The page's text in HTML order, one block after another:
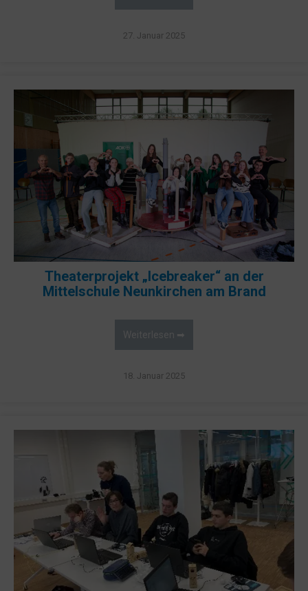
27. Januar 2025
Theaterprojekt „Icebreaker“ an der
Mittelschule Neunkirchen am Brand
Weiterlesen ➡
18. Januar 2025